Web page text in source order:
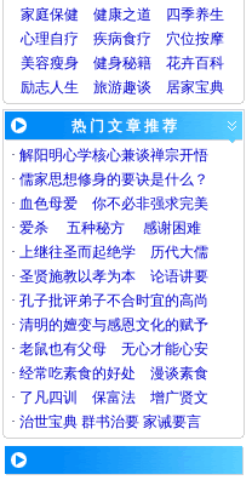
家庭保健
健康之道
四季养生
心理自疗 疾病食疗 穴位按摩
美容瘦身 健身秘籍 花卉百科
励志人生
旅游趣谈 居家宝典
热 门 文 章 推 荐
· 解阳明心学核心兼谈禅宗开悟
· 儒家思想修身的要诀是什么？
· 血色母爱
你不必非强求完美
· 爱杀 五种秘方
感谢困难
· 上继往圣而起绝学
历代大儒
· 圣贤施教以孝为本
论语讲要
· 孔子批评弟子不合时宜的高尚
· 清明的嬗变与感恩文化的赋予
· 老鼠也有父母
无心才能心安
· 经常吃素食的好处
漫谈素食
· 了凡四训 保富法
增广贤文
· 治世宝典 群书治要 家诫要言